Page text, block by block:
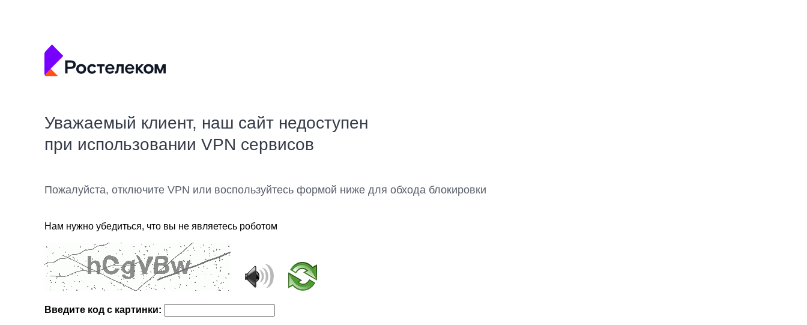
Уважаемый клиент, наш сайт недоступен
при использовании VPN сервисов
Пожалуйста, отключите VPN или воспользуйтесь формой ниже для обхода блокировки
Нам нужно убедиться, что вы не являетесь роботом
Введите код с картинки: